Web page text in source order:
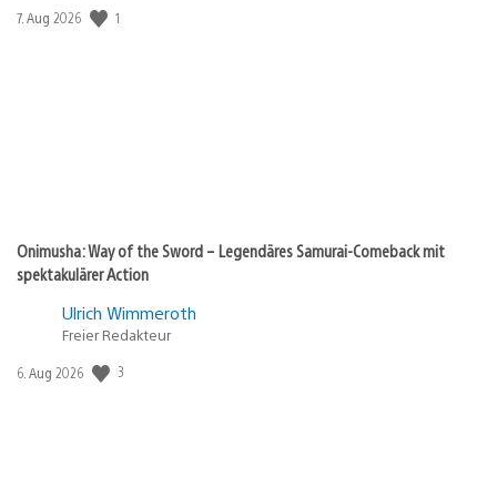
Veröffentlichungsdatum:
7. Aug 2026 1
Onimusha: Way of the Sword – Legendäres Samurai-Comeback mit
spektakulärer Action
Ulrich Wimmeroth
Freier Redakteur
Veröffentlichungsdatum:
6. Aug 2026 3